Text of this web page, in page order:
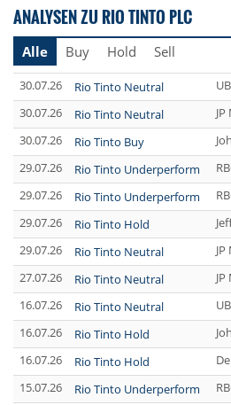
ANALYSEN ZU RIO TINTO PLC
Alle Buy Hold Sell
30.07.26 Rio Tinto Neutral
30.07.26
Rio Tinto Neutral
30.07.26
Rio Tinto Buy
29.07.26
Rio Tinto Underperform
29.07.26
Rio Tinto Underperform
29.07.26
Rio Tinto Hold
29.07.26
Rio Tinto Neutral
27.07.26
Rio Tinto Neutral
16.07.26
Rio Tinto Neutral
16.07.26
Rio Tinto Hold
16.07.26
Rio Tinto Hold
15.07.26
Rio Tinto Underperform